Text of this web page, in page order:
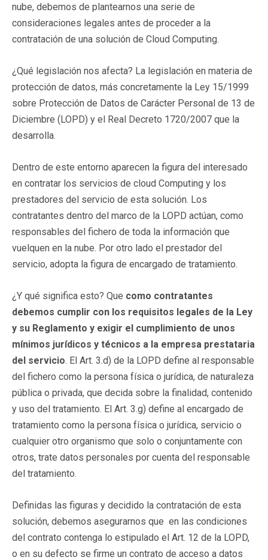
nube, debemos de plantearnos una serie de
consideraciones legales antes de proceder a la
contratación de una solución de Cloud Computing.
¿Qué legislación nos afecta? La legislación en materia de
protección de datos, más concretamente la Ley 15/1999
sobre Protección de Datos de Carácter Personal de 13 de
Diciembre (LOPD) y el Real Decreto 1720/2007 que la
desarrolla.
Dentro de este entorno aparecen la figura del interesado
en contratar los servicios de cloud Computing y los
prestadores del servicio de esta solución. Los
contratantes dentro del marco de la LOPD actúan, como
responsables del fichero de toda la información que
vuelquen en la nube. Por otro lado el prestador del
servicio, adopta la figura de encargado de tratamiento.
¿Y qué significa esto? Que como contratantes
debemos cumplir con los requisitos legales de la Ley
y su Reglamento y exigir el cumplimiento de unos
mínimos jurídicos y técnicos a la empresa prestataria
del servicio. El Art. 3.d) de la LOPD define al responsable
del fichero como la persona física o jurídica, de naturaleza
pública o privada, que decida sobre la finalidad, contenido
y uso del tratamiento. El Art. 3.g) define al encargado de
tratamiento como la persona física o jurídica, servicio o
cualquier otro organismo que solo o conjuntamente con
otros, trate datos personales por cuenta del responsable
del tratamiento.
Definidas las figuras y decidido la contratación de esta
solución, debemos asegurarnos que en las condiciones
del contrato contenga lo estipulado el Art. 12 de la LOPD,
o en su defecto se firme un contrato de acceso a datos